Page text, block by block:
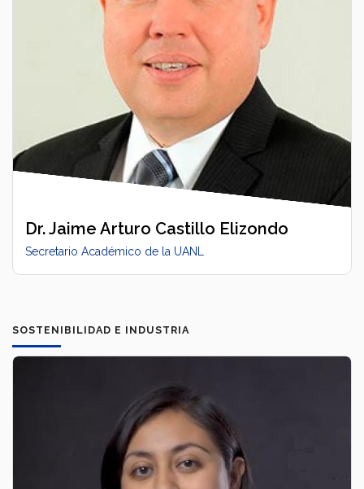
Dr. Jaime Arturo Castillo Elizondo
Secretario Académico de la UANL
SOSTENIBILIDAD E INDUSTRIA